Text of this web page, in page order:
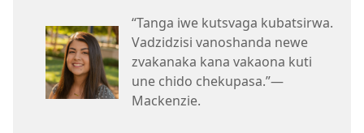
“Tanga iwe kutsvaga kubatsirwa.
Vadzidzisi vanoshanda newe
zvakanaka kana vakaona kuti
une chido chekupasa.”—
Mackenzie.